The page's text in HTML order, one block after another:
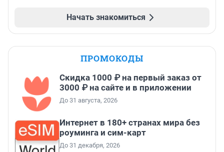
Начать знакомиться
ПРОМОКОДЫ
Скидка 1000 ₽ на первый заказ от
3000 ₽ на сайте и в приложении
До 31 августа, 2026
Интернет в 180+ странах мира без
роуминга и сим-карт
До 31 декабря, 2026